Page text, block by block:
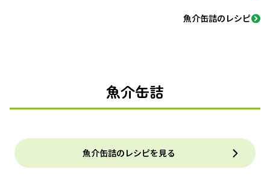
魚介缶詰のレシピ
魚介缶詰
魚介缶詰のレシピを見る